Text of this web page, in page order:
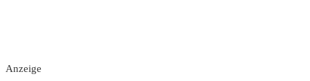
Anzeige